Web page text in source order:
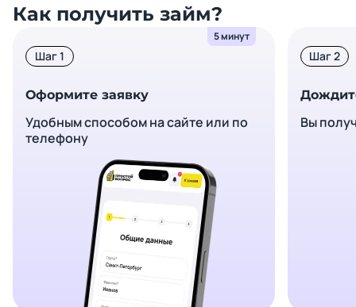
Как получить займ?
5 минут
Шаг 1
Оформите заявку
Удобным способом на сайте или по
телефону
Шаг 2
Вы